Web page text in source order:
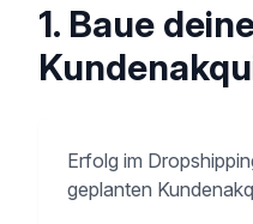
1. Baue
Erfolg im
geplanten